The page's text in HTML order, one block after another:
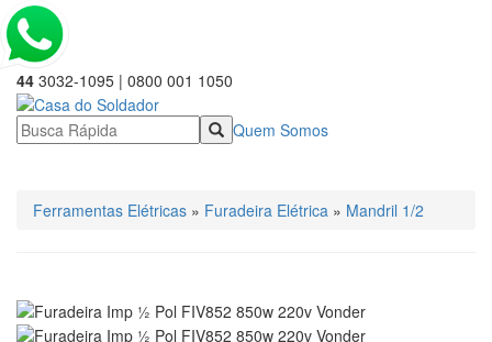
44 3032-1095 | 0800 001 1050
Quem Somos
Ferramentas Elétricas » Furadeira Elétrica » Mandril 1/2